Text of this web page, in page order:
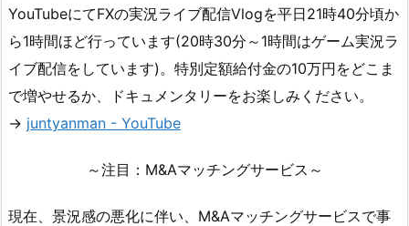
YouTubeにてFXの実況ライブ配信Vlogを平日21時40分頃か
ら1時間ほど行っています(20時30分～1時間はゲーム実況ラ
イブ配信をしています)。特別定額給付金の10万円をどこま
で増やせるか、ドキュメンタリーをお楽しみください。
→ juntyanman - YouTube
～注目：M&Aマッチングサービス～
現在、景況感の悪化に伴い、M&Aマッチングサービスで事